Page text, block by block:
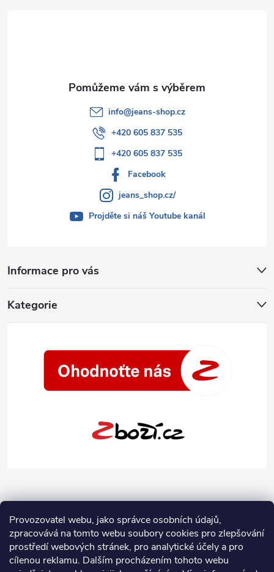
Provozovatel webu, jako správce osobních údajů,
zpracovává na tomto webu soubory cookies pro zlepšování
prostředí webových stránek, pro analytické účely a pro
cílenou reklamu. Dalším procházením tohoto webu
Informace pro vás
Kategorie
info@jeans-shop.cz
+420 605 837 535
+420 605 837 535
Facebook
jeans_shop.cz/
Projděte si náš Youtube kanál